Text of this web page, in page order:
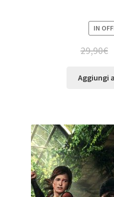
IN
29,90€
Aggiungi